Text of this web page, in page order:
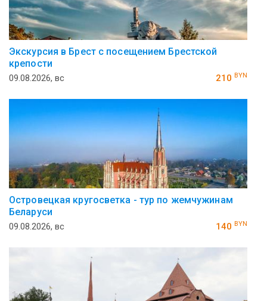
Экскурсия в Брест с посещением Брестской
крепости
09.08.2026, вс 210 BYN
Островецкая кругосветка - тур по жемчужинам
Беларуси
09.08.2026, вс 140 BYN